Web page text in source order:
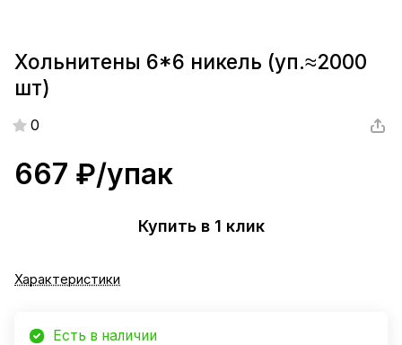
Хольнитены 6*6 никель (уп.≈2000
шт)
0
667 ₽/упак
Купить в 1 клик
Характеристики
Есть в наличии